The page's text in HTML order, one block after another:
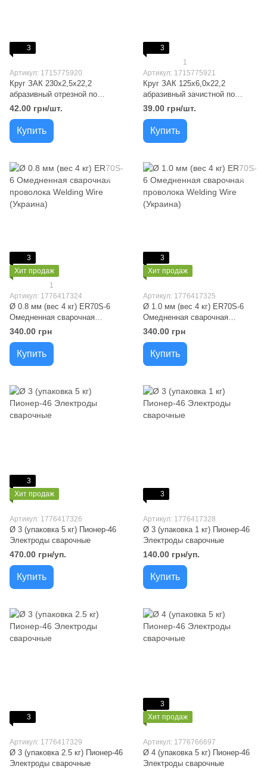
3
Артикул: 1715775920
Круг ЗАК 230x2,5x22,2
абразивный отрезной по
металлу
42.00 грн/шт.
Купить
3
1
Артикул: 1715775921
Круг ЗАК 125x6,0x22,2
абразивный зачистной по
металлу
39.00 грн/шт.
Купить
3
Хит продаж
1
Артикул: 1776417324
Ø 0.8 мм (вес 4 кг) ЕR70S-6
Омедненная сварочная
проволока Welding Wire
(Украина)
340.00 грн
Купить
3
Хит продаж
Артикул: 1776417325
Ø 1.0 мм (вес 4 кг) ЕR70S-6
Омедненная сварочная
проволока Welding Wire
(Украина)
340.00 грн
Купить
3
Хит продаж
Артикул: 1776417326
Ø 3 (упаковка 5 кг) Пионер-46
Электроды сварочные
470.00 грн/уп.
Купить
3
Артикул: 1776417328
Ø 3 (упаковка 1 кг) Пионер-46
Электроды сварочные
140.00 грн/уп.
Купить
3
Артикул: 1776417329
Ø 3 (упаковка 2.5 кг) Пионер-46
Электроды сварочные
3
Хит продаж
Артикул: 1776766697
Ø 4 (упаковка 5 кг) Пионер-46
Электроды сварочные